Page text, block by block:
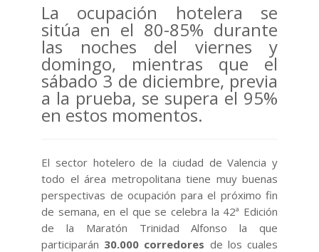
La ocupación hotelera se
sitúa en el 80-85% durante
las noches del viernes y
domingo, mientras que el
sábado 3 de diciembre, previa
a la prueba, se supera el 95%
en estos momentos.
El sector hotelero de la ciudad de Valencia y
todo el área metropolitana tiene muy buenas
perspectivas de ocupación para el próximo fin
de semana, en el que se celebra la 42ª Edición
de la Maratón Trinidad Alfonso la que
participarán 30.000 corredores de los cuales